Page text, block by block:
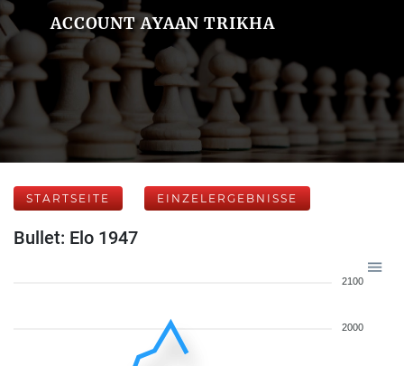
ACCOUNT AYAAN TRIKHA
STARTSEITE EINZELERGEBNISSE
Bullet: Elo 1947
2100
2000